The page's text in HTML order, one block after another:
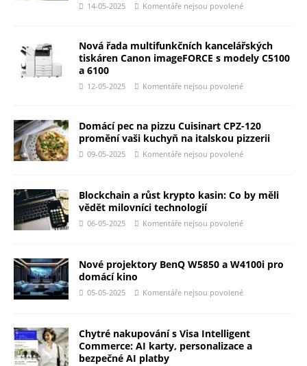
14-05-2025 Komentáře nejsou povolené
Nová řada multifunkčních kancelářských
tiskáren Canon imageFORCE s modely C5100
a 6100
12-05-2025 Komentáře nejsou povolené
Domácí pec na pizzu Cuisinart CPZ-120
promění vaši kuchyň na italskou pizzerii
09-05-2025 Komentáře nejsou povolené
Blockchain a růst krypto kasin: Co by měli
vědět milovníci technologií
06-05-2025 Komentáře nejsou povolené
Nové projektory BenQ W5850 a W4100i pro
domácí kino
05-05-2025 Komentáře nejsou povolené
Chytré nakupování s Visa Intelligent
Commerce: AI karty, personalizace a
bezpečné AI platby